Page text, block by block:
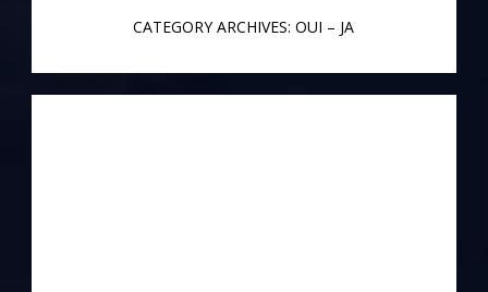
CATEGORY ARCHIVES: OUI – JA